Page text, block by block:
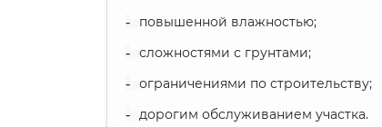
- повышенной влажностью;
- сложностями с грунтами;
- ограничениями по строительству;
- дорогим обслуживанием участка.